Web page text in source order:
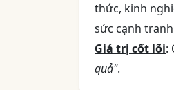
thức, kinh
sức cạnh
Giá trị cốt lõi:
quả".